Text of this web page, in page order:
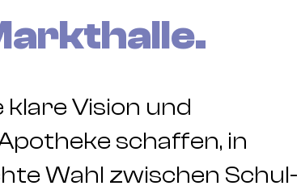
klare Vision und
schaffen, in
Wahl zwischen Schul-